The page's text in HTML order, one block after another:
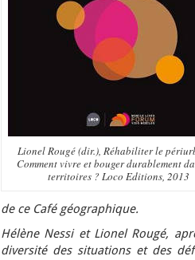
Lionel Rougé (dir.), Réhabiliter le
Comment vivre et bouger durablement
territoires ? Loco Editions, 2013
de ce Café géographique.
Hélène Nessi et Lionel Rougé,
diversité des situations et des